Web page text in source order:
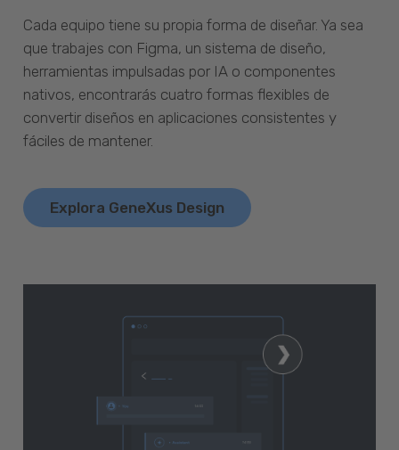
Cada equipo tiene su propia forma de diseñar. Ya sea
que trabajes con Figma, un sistema de diseño,
herramientas impulsadas por IA o componentes
nativos, encontrarás cuatro formas flexibles de
convertir diseños en aplicaciones consistentes y
fáciles de mantener.
Explora GeneXus Design